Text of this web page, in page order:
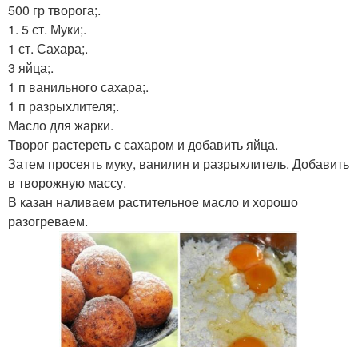
500 гр творога;.
1. 5 ст. Муки;.
1 ст. Сахара;.
3 яйца;.
1 п ванильного сахара;.
1 п разрыхлителя;.
Масло для жарки.
Творог растереть с сахаром и добавить яйца.
Затем просеять муку, ванилин и разрыхлитель. Добавить
в творожную массу.
В казан наливаем растительное масло и хорошо
разогреваем.